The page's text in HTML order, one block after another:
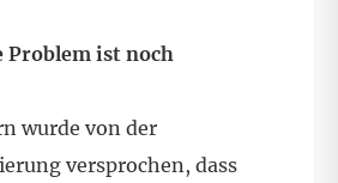
Problem ist noch
wurde von der
versprochen, dass